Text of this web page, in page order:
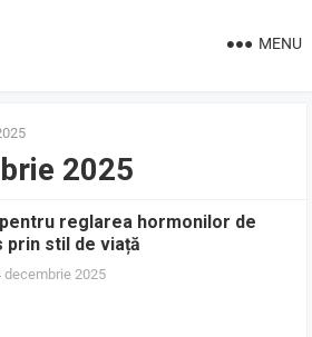
MENU
2025
pentru reglarea hormonilor de
prin stil de viață
decembrie 2025